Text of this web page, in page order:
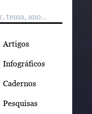
Artigos
Infográficos
Cadernos
Pesquisas